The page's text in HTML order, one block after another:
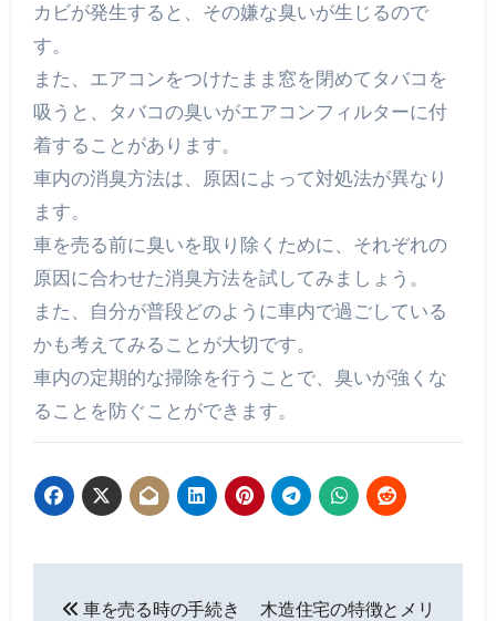
カビが発生すると、その嫌な臭いが生じるので
す。
また、エアコンをつけたまま窓を閉めてタバコを
吸うと、タバコの臭いがエアコンフィルターに付
着することがあります。
車内の消臭方法は、原因によって対処法が異なり
ます。
車を売る前に臭いを取り除くために、それぞれの
原因に合わせた消臭方法を試してみましょう。
また、自分が普段どのように車内で過ごしている
かも考えてみることが大切です。
車内の定期的な掃除を行うことで、臭いが強くな
ることを防ぐことができます。
車を売る時の手続き
木造住宅の特徴とメリ